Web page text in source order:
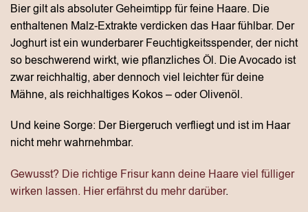
Bier gilt als absoluter Geheimtipp für feine Haare. Die
enthaltenen Malz-Extrakte verdicken das Haar fühlbar. Der
Joghurt ist ein wunderbarer Feuchtigkeitsspender, der nicht
so beschwerend wirkt, wie pflanzliches Öl. Die Avocado ist
zwar reichhaltig, aber dennoch viel leichter für deine
Mähne, als reichhaltiges Kokos – oder Olivenöl.
Und keine Sorge: Der Biergeruch verfliegt und ist im Haar
nicht mehr wahrnehmbar.
Gewusst? Die richtige Frisur kann deine Haare viel fülliger
wirken lassen. Hier erfährst du mehr darüber.